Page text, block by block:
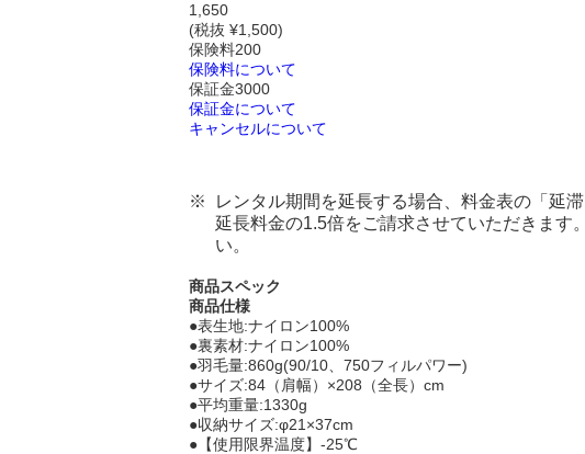
1,650
(税抜 ¥1,500)
保険料200
保険料について
保証金3000
保証金について
キャンセルについて
レンタル期間を延長する場合、料金表の「延
延長料金の1.5倍をご請求させていただきます
い。
商品スペック
商品仕様
●表生地:ナイロン100%
●裏素材:ナイロン100%
●羽毛量:860g(90/10、750フィルパワー)
●サイズ:84（肩幅）×208（全長）cm
●平均重量:1330g
●収納サイズ:φ21×37cm
●【使用限界温度】-25℃